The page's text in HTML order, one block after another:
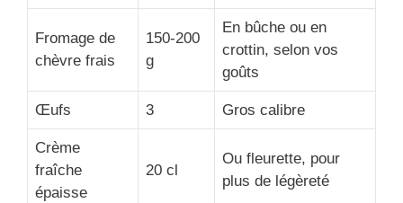
Fromage de
chèvre frais
150-200
g
En bûche ou en
crottin, selon vos
goûts
Œufs 3 Gros calibre
Crème
fraîche
épaisse
20 cl
Ou fleurette, pour
plus de légèreté